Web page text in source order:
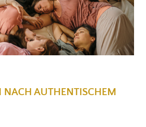
NACH AUTHENTISCHEM